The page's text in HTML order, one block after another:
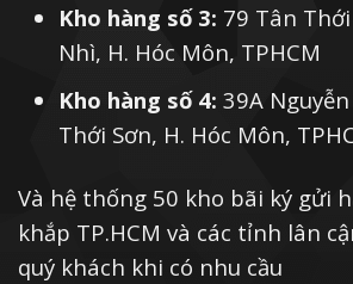
Kho hàng số 3: 79 Tân
Nhì, H. Hóc Môn, TPHCM
Kho hàng số 4: 39A
Thới Sơn, H. Hóc Môn,
Và hệ thống 50 kho bãi ký gửi
khắp TP.HCM và các tỉnh lân
quý khách khi có nhu cầu